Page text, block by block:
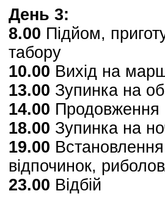
День 3:
8.00 Підйом,
табору
10.00 Вихід на
13.00 Зупинка на
14.00 Продовження
18.00 Зупинка на
19.00
відпочинок,
23.00 Відбій